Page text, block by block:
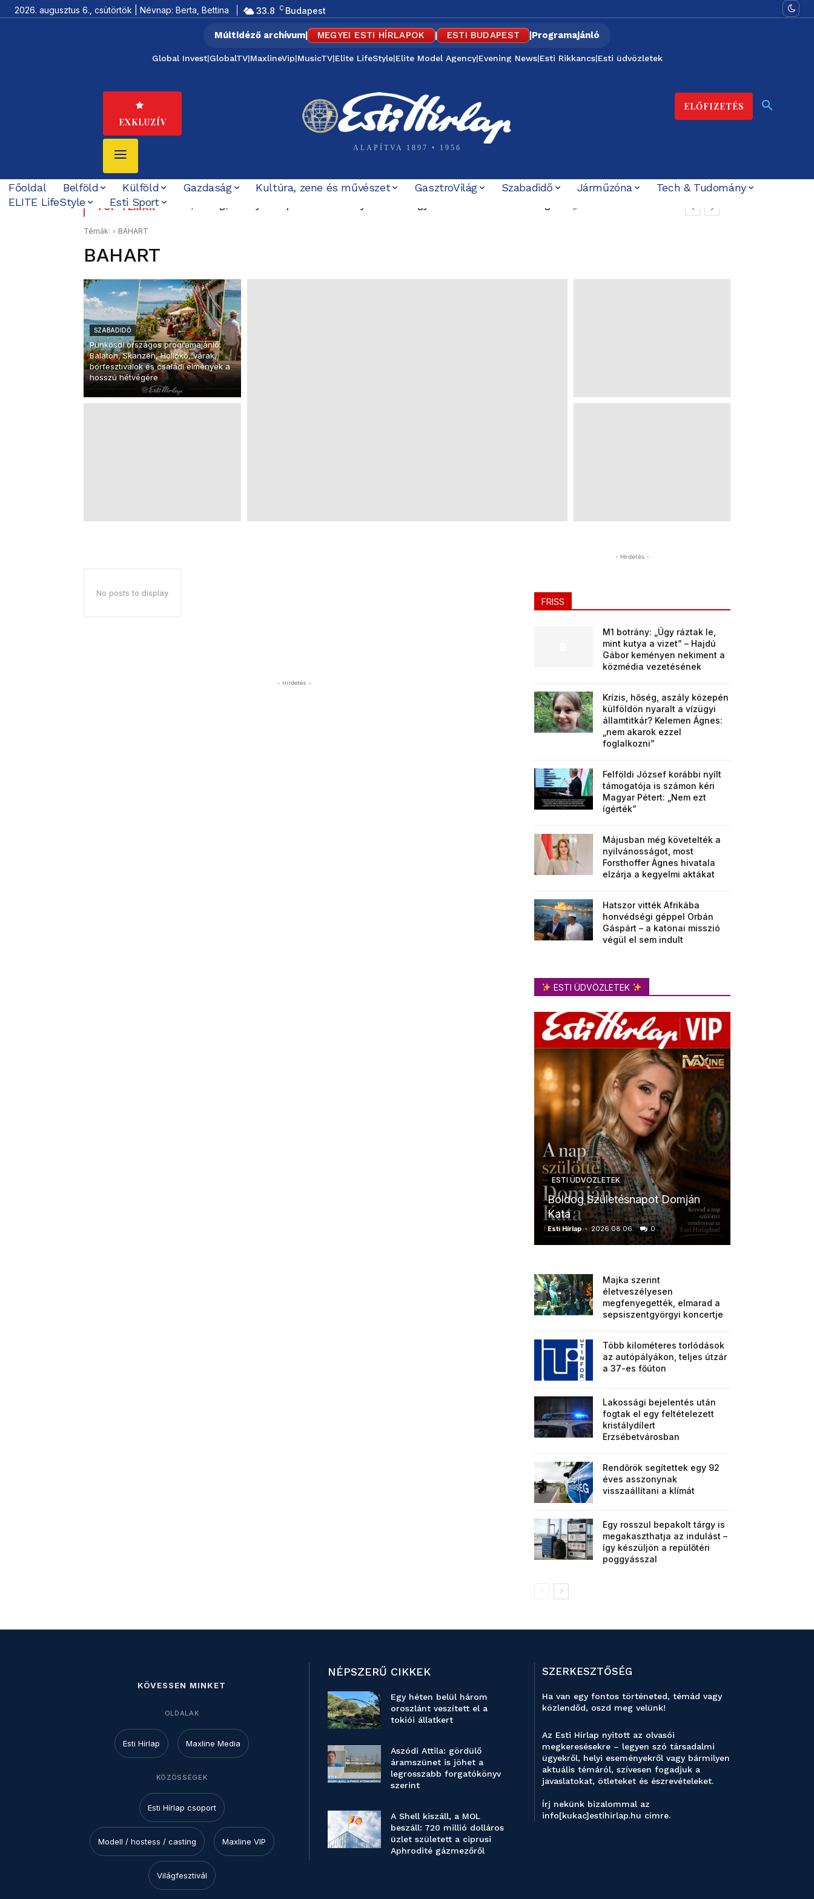
2026. augusztus 6., csütörtök | Névnap: Berta, Bettina 33.8 C Budapest
Múltidéző archívum| MEGYEI ESTI HÍRLAPOK | ESTI BUDAPEST |Programajánló
Global Invest|GlobalTV|MaxlineVip|MusicTV|Elite LifeStyle|Elite Model Agency|Evening News|Esti Rikkancs|Esti üdvözletek
EXKLUZÍV
ALAPÍTVA 1897 • 1956
ELŐFIZETÉS
Főoldal Belföld Külföld Gazdaság Kultúra, zene és művészet GasztroVilág Szabadidő Járműzóna
Tech & Tudomány
ELITE LifeStyle
Esti Sport
TOP TÉMÁKKrízis, hőség, aszály közepén külföldön nyaralt a vízügyi államtitkár? Kelemen Ágnes: „nem akarok
Témák: BAHART
BAHART
SZABADIDŐ
Pünkösdi országos programajánló:
Balaton, Skanzen, Hollókő, várak,
borfesztiválok és családi élmények a
hosszú hétvégére
No posts to display
- Hirdetés -
- Hirdetés -
FRISS
M1 botrány: „Úgy ráztak le,
mint kutya a vizet” – Hajdú
Gábor keményen nekiment a
közmédia vezetésének
Krízis, hőség, aszály közepén
külföldön nyaralt a vízügyi
államtitkár? Kelemen Ágnes:
„nem akarok ezzel
foglalkozni”
Felföldi József korábbi nyílt
támogatója is számon kéri
Magyar Pétert: „Nem ezt
ígérték”
Májusban még követelték a
nyilvánosságot, most
Forsthoffer Ágnes hivatala
elzárja a kegyelmi aktákat
Hatszor vitték Afrikába
honvédségi géppel Orbán
Gáspárt – a katonai misszió
végül el sem indult
ESTI ÜDVÖZLETEK
ESTI ÜDVÖZLETEK
Boldog Születésnapot Domján
Kata
Esti Hírlap - 2026.08.06. 0
Majka szerint
életveszélyesen
megfenyegették, elmarad a
sepsiszentgyörgyi koncertje
Több kilométeres torlódások
az autópályákon, teljes útzár
a 37-es főúton
Lakossági bejelentés után
fogtak el egy feltételezett
kristálydílert
Erzsébetvárosban
Rendőrök segítettek egy 92
éves asszonynak
visszaállítani a klímát
Egy rosszul bepakolt tárgy is
megakaszthatja az indulást –
így készüljön a repülőtéri
poggyásszal
KÖVESSEN MINKET
OLDALAK
Esti Hírlap Maxline Media
KÖZÖSSÉGEK
Esti Hírlap csoport
Modell / hostess / casting Maxline VIP
Világfesztivál
NÉPSZERŰ CIKKEK
Egy héten belül három
oroszlánt veszített el a
tokiói állatkert
Aszódi Attila: gördülő
áramszünet is jöhet a
legrosszabb forgatókönyv
szerint
A Shell kiszáll, a MOL
beszáll: 720 millió dolláros
üzlet született a ciprusi
Aphrodité gázmezőről
SZERKESZTŐSÉG
Ha van egy fontos történeted, témád vagy
közlendőd, oszd meg velünk!
Az Esti Hírlap nyitott az olvasói
megkeresésekre – legyen szó társadalmi
ügyekről, helyi eseményekről vagy bármilyen
aktuális témáról, szívesen fogadjuk a
javaslatokat, ötleteket és észrevételeket.
Írj nekünk bizalommal az
info[kukac]estihirlap.hu címre.